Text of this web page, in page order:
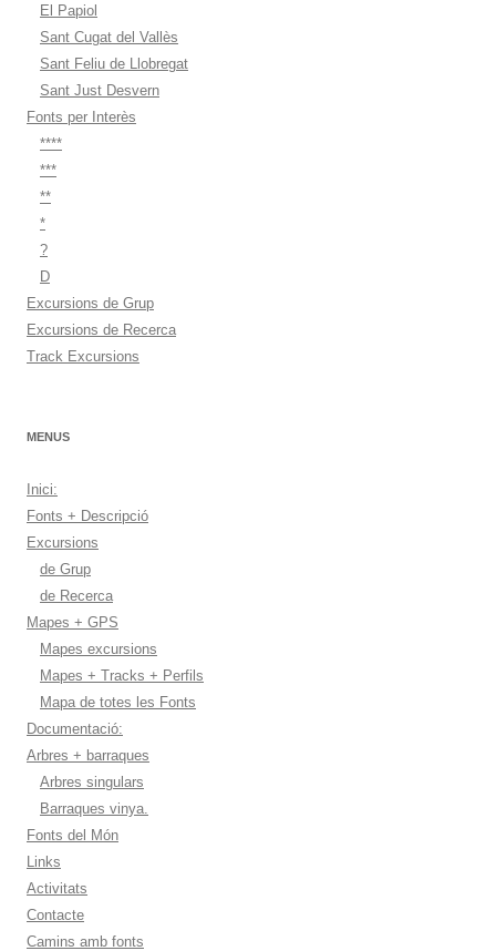
El Papiol
Sant Cugat del Vallès
Sant Feliu de Llobregat
Sant Just Desvern
Fonts per Interès
****
***
**
*
?
D
Excursions de Grup
Excursions de Recerca
Track Excursions
MENUS
Inici:
Fonts + Descripció
Excursions
de Grup
de Recerca
Mapes + GPS
Mapes excursions
Mapes + Tracks + Perfils
Mapa de totes les Fonts
Documentació:
Arbres + barraques
Arbres singulars
Barraques vinya.
Fonts del Món
Links
Activitats
Contacte
Camins amb fonts